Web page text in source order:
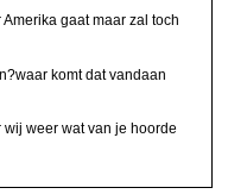
gaat maar zal toch
komt dat vandaan
weer wat van je hoorde